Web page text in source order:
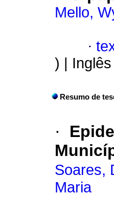
Mello,
·
) |
Resumo de
·
Soares,
Maria